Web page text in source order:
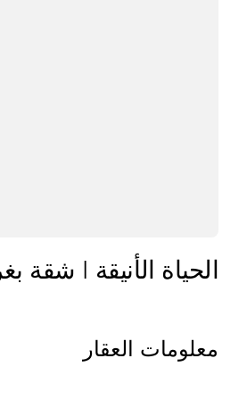
الحياة الأنيقة |
معلومات العقار